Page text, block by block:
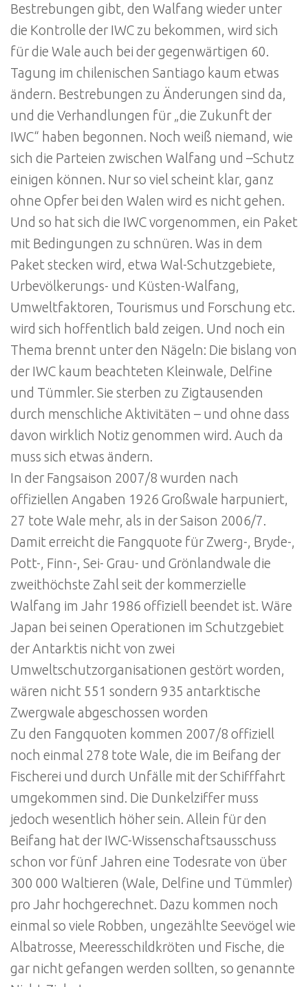
Bestrebungen gibt, den Walfang wieder unter
die Kontrolle der IWC zu bekommen, wird sich
für die Wale auch bei der gegenwärtigen 60.
Tagung im chilenischen Santiago kaum etwas
ändern. Bestrebungen zu Änderungen sind da,
und die Verhandlungen für „die Zukunft der
IWC“ haben begonnen. Noch weiß niemand, wie
sich die Parteien zwischen Walfang und –Schutz
einigen können. Nur so viel scheint klar, ganz
ohne Opfer bei den Walen wird es nicht gehen.
Und so hat sich die IWC vorgenommen, ein Paket
mit Bedingungen zu schnüren. Was in dem
Paket stecken wird, etwa Wal-Schutzgebiete,
Urbevölkerungs- und Küsten-Walfang,
Umweltfaktoren, Tourismus und Forschung etc.
wird sich hoffentlich bald zeigen. Und noch ein
Thema brennt unter den Nägeln: Die bislang von
der IWC kaum beachteten Kleinwale, Delfine
und Tümmler. Sie sterben zu Zigtausenden
durch menschliche Aktivitäten – und ohne dass
davon wirklich Notiz genommen wird. Auch da
muss sich etwas ändern.
In der Fangsaison 2007/8 wurden nach
offiziellen Angaben 1926 Großwale harpuniert,
27 tote Wale mehr, als in der Saison 2006/7.
Damit erreicht die Fangquote für Zwerg-, Bryde-,
Pott-, Finn-, Sei- Grau- und Grönlandwale die
zweithöchste Zahl seit der kommerzielle
Walfang im Jahr 1986 offiziell beendet ist. Wäre
Japan bei seinen Operationen im Schutzgebiet
der Antarktis nicht von zwei
Umweltschutzorganisationen gestört worden,
wären nicht 551 sondern 935 antarktische
Zwergwale abgeschossen worden
Zu den Fangquoten kommen 2007/8 offiziell
noch einmal 278 tote Wale, die im Beifang der
Fischerei und durch Unfälle mit der Schifffahrt
umgekommen sind. Die Dunkelziffer muss
jedoch wesentlich höher sein. Allein für den
Beifang hat der IWC-Wissenschaftsausschuss
schon vor fünf Jahren eine Todesrate von über
300 000 Waltieren (Wale, Delfine und Tümmler)
pro Jahr hochgerechnet. Dazu kommen noch
einmal so viele Robben, ungezählte Seevögel wie
Albatrosse, Meeresschildkröten und Fische, die
gar nicht gefangen werden sollten, so genannte